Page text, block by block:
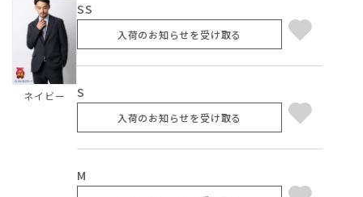
ネイビー
SS
入荷のお知らせを受け取る
S
入荷のお知らせを受け取る
M